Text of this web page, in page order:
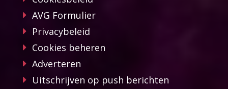
AVG Formulier
Privacybeleid
Cookies beheren
Adverteren
Uitschrijven op push berichten